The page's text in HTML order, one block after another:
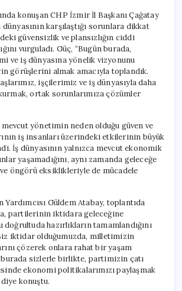
konuşan CHP İzmir İl Başkanı Çağatay
karşılaştığı sorunlara dikkat
güvensizlik ve plansızlığın ciddi
vurguladı. Güç, “Bugün burada,
ve iş dünyasına yönelik vizyonunu
görüşlerini almak amacıyla toplandık.
işçilerimiz ve iş dünyasıyla daha
ortak sorunlarımıza çözümler
yönetimin neden olduğu güven ve
iş insanları üzerindeki etkilerinin büyük
İş dünyasının yalnızca mevcut ekonomik
yaşamadığını, aynı zamanda geleceğe
öngörü eksiklikleriyle de mücadele
Yardımcısı Güldem Atabay, toplantıda
partilerinin iktidara geleceğine
doğrultuda hazırlıkların tamamlandığını
iktidar olduğumuzda, milletimizin
çözerek onlara rahat bir yaşam
burada sizlerle birlikte, partimizin çatı
ekonomi politikalarımızı paylaşmak
konuştu.